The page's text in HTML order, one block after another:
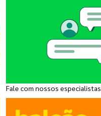
Fale com nossos especialistas